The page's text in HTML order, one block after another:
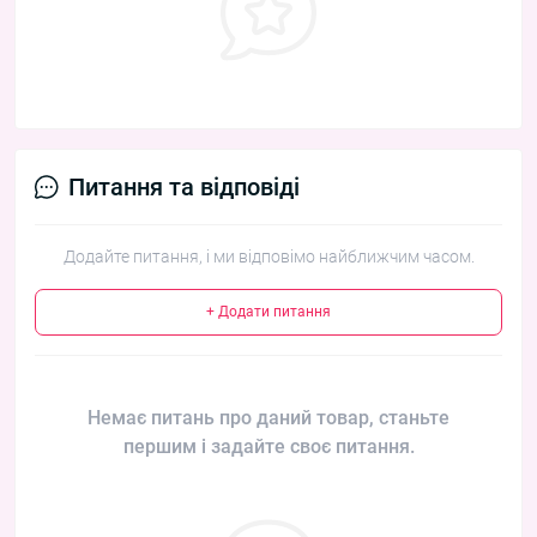
Питання та відповіді
Додайте питання, і ми відповімо найближчим часом.
+ Додати питання
Немає питань про даний товар, станьте
першим і задайте своє питання.